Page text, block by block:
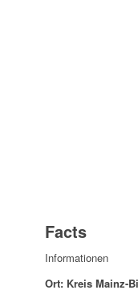
Facts
Informationen
Ort: Kreis Mainz-